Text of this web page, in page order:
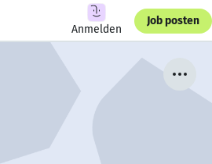
Anmelden
Job posten